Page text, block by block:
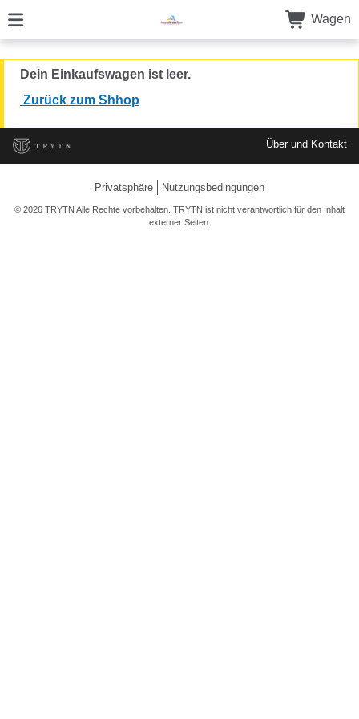
Wagen
Dein Einkaufswagen ist leer.
Zurück zum Shhop
Über und Kontakt
Privatsphäre Nutzungsbedingungen
© 2026 TRYTN Alle Rechte vorbehalten. TRYTN ist nicht verantwortlich für den Inhalt
externer Seiten.